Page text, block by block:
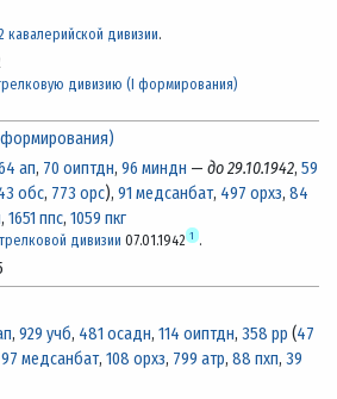
кавалерийской дивизии.
дивизию (I формирования)
формирования)
ап, 70 оиптдн, 96 миндн — до 29.10.1942, 59
обс, 773 орс), 91 медсанбат, 497 орхз, 84
, 1651 ппс, 1059 пкг
дивизии 07.01.1942 1 .
, 929 учб, 481 осадн, 114 оиптдн, 358 рр (47
97 медсанбат, 108 орхз, 799 атр, 88 пхп, 39